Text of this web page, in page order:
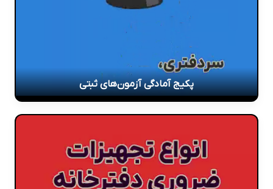
پکیج آمادگی آزمون‌های ثبتی